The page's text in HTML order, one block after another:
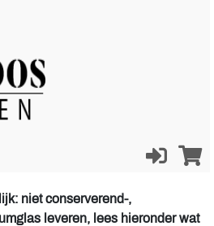
niet conserverend-,
leveren, lees hieronder wat